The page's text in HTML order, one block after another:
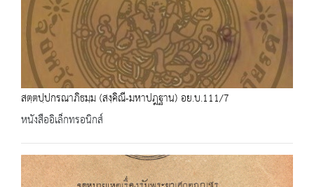
สตฺตปฺปกรณาภิธมฺม (สงฺคิณี-มหาปฎฐาน) อย.บ.111/7
หนังสืออิเล็กทรอนิกส์